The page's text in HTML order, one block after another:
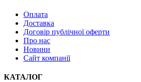
Оплата
Доставка
Договір публічної оферти
Про нас
Новини
Сайт компанії
КАТАЛОГ